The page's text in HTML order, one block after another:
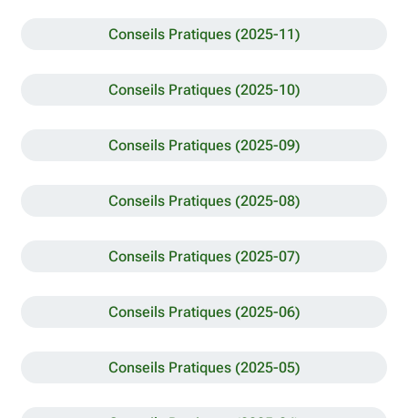
Conseils Pratiques (2025-11)
Conseils Pratiques (2025-10)
Conseils Pratiques (2025-09)
Conseils Pratiques (2025-08)
Conseils Pratiques (2025-07)
Conseils Pratiques (2025-06)
Conseils Pratiques (2025-05)